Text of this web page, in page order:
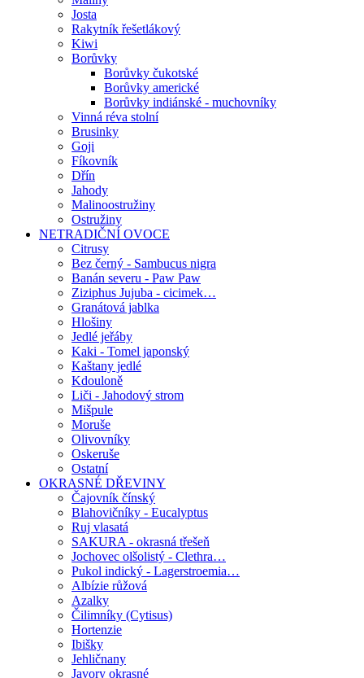
Josta
Rakytník řešetlákový
Kiwi
Borůvky
Borůvky čukotské
Borůvky americké
Borůvky indiánské - muchovníky
Vinná réva stolní
Brusinky
Goji
Fíkovník
Dřín
Jahody
Malinoostružiny
Ostružiny
NETRADIČNÍ OVOCE
Citrusy
Bez černý - Sambucus nigra
Banán severu - Paw Paw
Ziziphus Jujuba - cicimek…
Granátová jablka
Hlošiny
Jedlé jeřáby
Kaki - Tomel japonský
Kaštany jedlé
Kdouloně
Liči - Jahodový strom
Mišpule
Moruše
Olivovníky
Oskeruše
Ostatní
OKRASNÉ DŘEVINY
Čajovník čínský
Blahovičníky - Eucalyptus
Ruj vlasatá
SAKURA - okrasná třešeň
Jochovec olšolistý - Clethra…
Pukol indický - Lagerstroemia…
Albízie růžová
Azalky
Čilimníky (Cytisus)
Hortenzie
Ibišky
Jehličnany
Javory okrasné